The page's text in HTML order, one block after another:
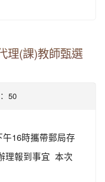
理(課)教師甄選
50
16時攜帶郵局存
理報到事宜 本次